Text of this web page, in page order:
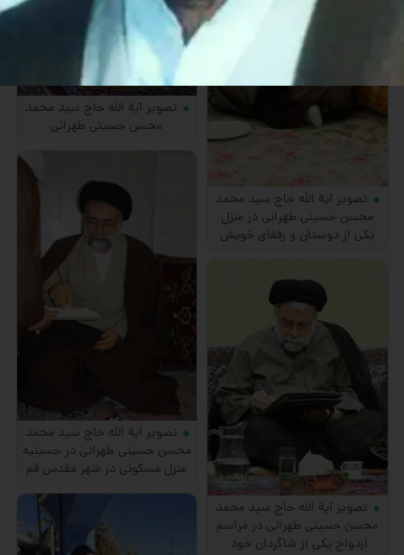
تصویر آیة اللَه حاج سید محمد
محسن حسینی طهرانی
تصویر آیة اللَه حاج سید محمد
محسن حسینی طهرانی در منزل
یکی از دوستان و رفقای خویش
تصویر آیة اللَه حاج سید محمد
محسن حسینی طهرانی در حسینیه
منزل مسکونی در شهر مقدس قم
تصویر آیة اللَه حاج سید محمد
محسن حسینی طهرانی در مراسم
ازدواج یکی از شاگردان خود